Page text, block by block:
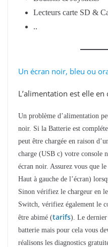
Lecteurs carte SD &
..
Un écran noir, bleu ou
L’alimentation est elle en
Un problème d’alimentation
noir. Si la Batterie est
peut être chargée en raison
charge (USB c) votre console
écran noir. Assurez vous que
Haut à gauche de l’écran)
Sinon vérifiez le chargeur en
Switch, vérifiez également le
être abimé (tarifs). Le
batterie mais pour cela vous
réalisons les diagnostics